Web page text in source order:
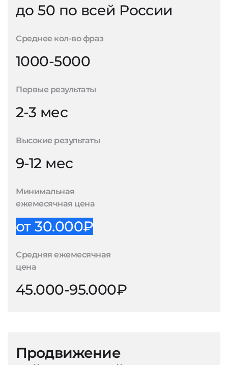
до 50 по всей России
Среднее кол-во фраз
1000-5000
Первые результаты
2-3 мес
Высокие результаты
9-12 мес
Минимальная
ежемесячная цена
от 30.000₽
Средняя ежемесячная
цена
45.000-95.000₽
Продвижение